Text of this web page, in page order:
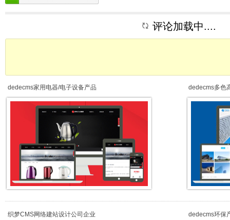
评论加载中....
dedecms家用电器/电子设备产品 dedecms多色
织梦CMS网络建站设计公司企业 dedecms环保